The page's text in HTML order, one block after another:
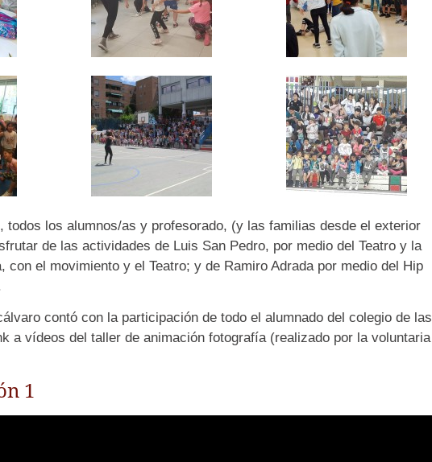
todos los alumnos/as y profesorado, (y las familias desde el exterior
de las actividades de Luis San Pedro, por medio del Teatro y la
con el movimiento y el Teatro; y de Ramiro Adrada por medio del Hip
contó con la participación de todo el alumnado del colegio de las
a vídeos del taller de animación fotografía (realizado por la voluntaria
1